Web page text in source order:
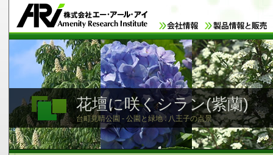
花壇に咲くシラン(紫蘭)
台町見晴公園 - 公園と緑地 : 八王子の点景